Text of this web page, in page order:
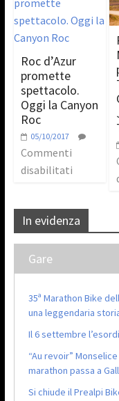
Roc d’Azur
promette
spettacolo.
Oggi la Canyon
Roc
05/10/2017
Commenti
disabilitati
In evidenza
Gare
35ª Marathon Bike
una leggendaria
Il 6 settembre
“Au revoir”
marathon passa a
Si chiude il Prealpi